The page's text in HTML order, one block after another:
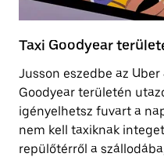
Taxi Goodyear
Jusson eszedbe az
Goodyear területén
igényelhetsz fuvart a
nem kell taxiknak
repülőtérről a